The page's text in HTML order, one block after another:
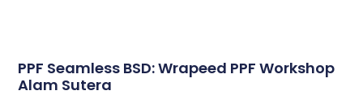
PPF Seamless BSD: Wrapeed PPF Workshop
Alam Sutera